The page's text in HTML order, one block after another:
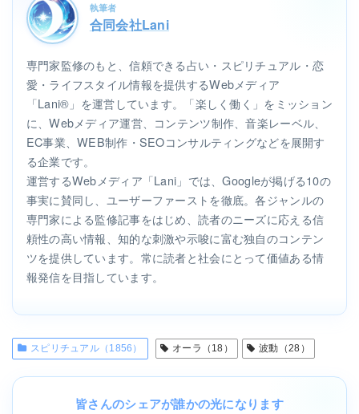
執筆者
合同会社Lani
専門家監修のもと、信頼できる占い・スピリチュアル・恋
愛・ライフスタイル情報を提供するWebメディア
「Lani®」を運営しています。「楽しく働く」をミッション
に、Webメディア運営、コンテンツ制作、音楽レーベル、
EC事業、WEB制作・SEOコンサルティングなどを展開す
る企業です。
運営するWebメディア「Lani」では、Googleが掲げる10の
事実に賛同し、ユーザーファーストを徹底。各ジャンルの
専門家による監修記事をはじめ、読者のニーズに応える信
頼性の高い情報、知的な刺激や示唆に富む独自のコンテン
ツを提供しています。常に読者と社会にとって価値ある情
報発信を目指しています。
スピリチュアル（1856） オーラ（18） 波動（28）
皆さんのシェアが誰かの光になります